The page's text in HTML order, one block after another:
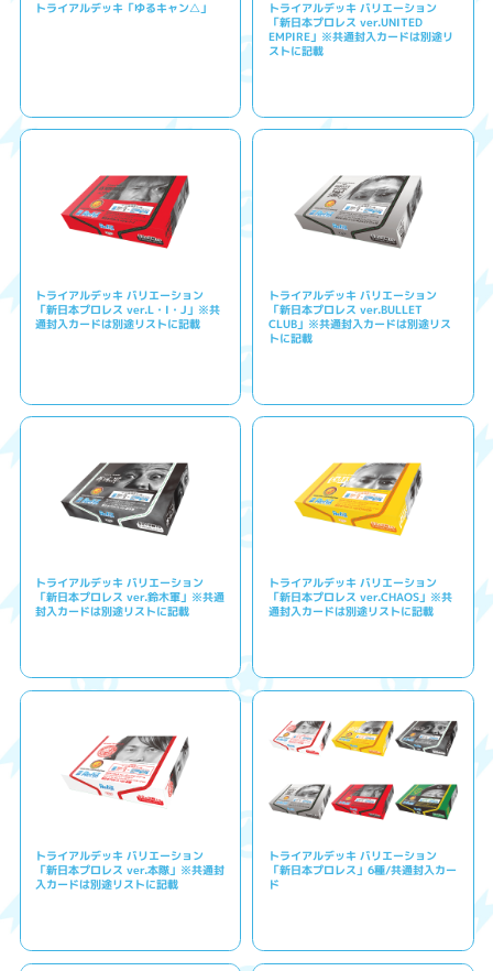
トライアルデッキ「ゆるキャン△」
トライアルデッキ バリエーション
「新日本プロレス ver.UNITED
EMPIRE」※共通封入カードは別途リ
ストに記載
トライアルデッキ バリエーション
「新日本プロレス ver.L・I・J」※共
通封入カードは別途リストに記載
トライアルデッキ バリエーション
「新日本プロレス ver.BULLET
CLUB」※共通封入カードは別途リス
トに記載
トライアルデッキ バリエーション
「新日本プロレス ver.鈴木軍」※共通
封入カードは別途リストに記載
トライアルデッキ バリエーション
「新日本プロレス ver.CHAOS」※共
通封入カードは別途リストに記載
トライアルデッキ バリエーション
「新日本プロレス ver.本隊」※共通封
入カードは別途リストに記載
トライアルデッキ バリエーション
「新日本プロレス」6種/共通封入カー
ド